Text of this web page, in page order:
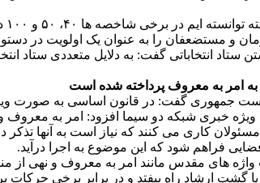
و برای مثال آبرسانی، خطوط برق و برقراری بهداشت در مناطق محروم را مشاهده می کنیم.
و مستضعفان را به عنوان یک اولویت در دستور
ستاد انتخاباتی گفت: به دلایل متعددی ستاد
امر به معروف پرداخته شده است
جمهوری گفت: در قانون اساسی به صورت
ویژه خبری شبکه دو سیما افزود: امر به
کاری می کنند که نیاز است به آنها تذکر
فراهم شود که این موضوع به اجرا درآید.
واژه های مقدس مانند امر به معروف و نهی از
گشت ارشاد راه بیفتد و در برابر برخی حرکات